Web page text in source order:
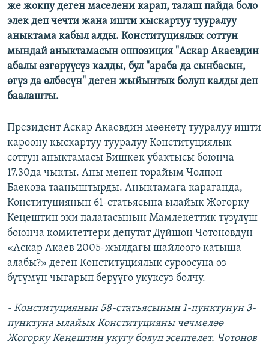
же жокпу деген маселени карап, талаш пайда боло
элек деп чечти жана ишти кыскартуу тууралуу
аныктама кабыл алды. Конституциялык соттун
мындай аныктамасын оппозиция "Аскар Акаевдин
абалы өзгөрүүсүз калды, бул "араба да сынбасын,
өгүз да өлбөсүн" деген жыйынтык болуп калды деп
баалашты.
Президент Аскар Акаевдин мөөнөтү тууралуу ишти
кароону кыскартуу тууралуу Конституциялык
соттун аныктамасы Бишкек убактысы боюнча
17.30да чыкты. Аны менен төрайым Чолпон
Баекова тааныштырды. Аныктамага караганда,
Конституциянын 61-статьясына ылайык Жогорку
Кеңештин эки палатасынын Мамлекеттик түзүлүш
боюнча комитеттери депутат Дүйшөн Чотоновдун
«Аскар Акаев 2005-жылдагы шайлоого катыша
алабы?» деген Конституциялык суроосуна өз
бүтүмүн чыгарып берүүгө укуксуз болчу.
- Конституциянын 58-статьясынын 1-пунктунун 3-
пунктуна ылайык Конституцияны чечмелөө
Жогорку Кеңештин укугу болуп эсептелет. Чотонов